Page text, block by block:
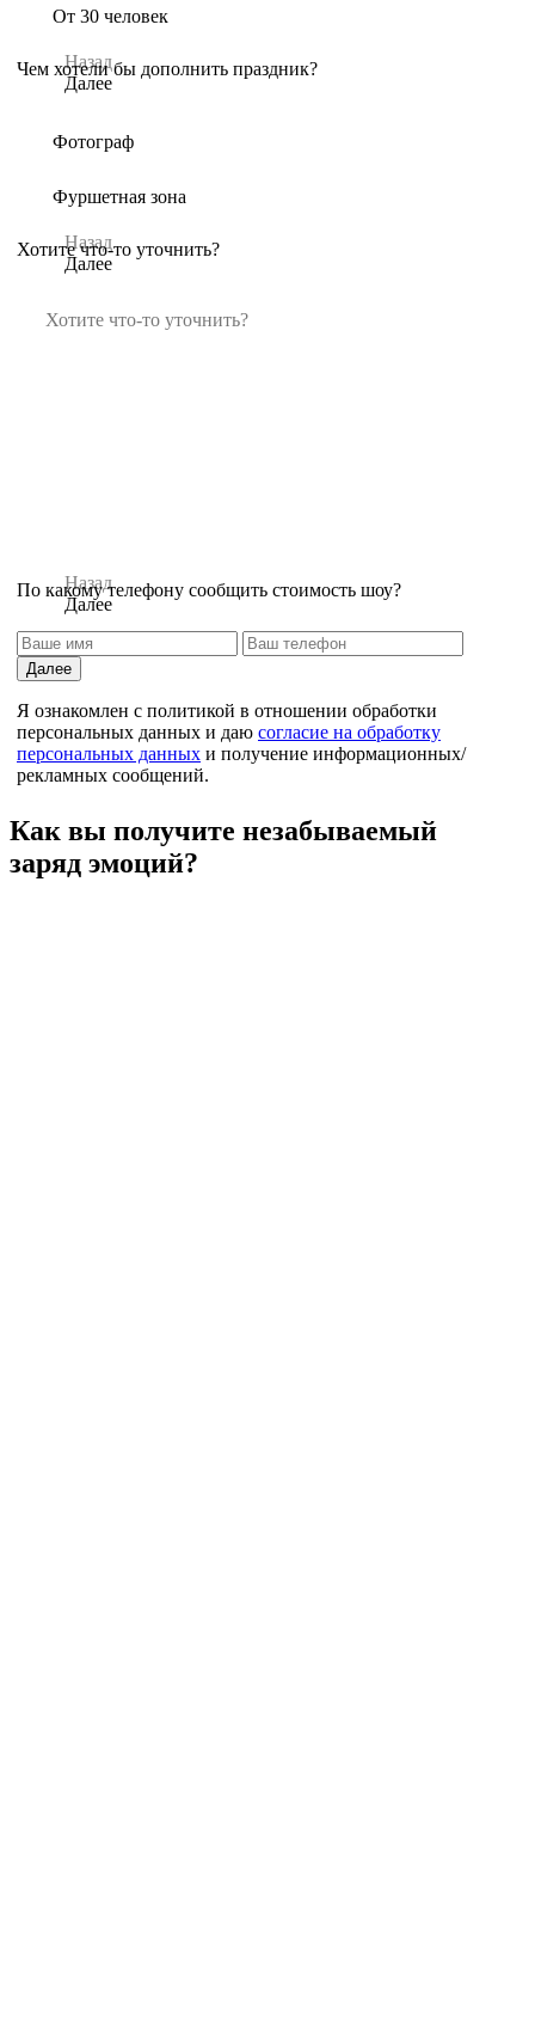
От 30 человек
Назад
Далее
Чем хотели бы дополнить праздник?
Фотограф
Фуршетная зона
Назад
Далее
Хотите что-то уточнить?
Назад
Далее
По какому телефону сообщить стоимость шоу?
Далее
Я ознакомлен с политикой в отношении обработки
персональных данных и даю согласие на обработку
персональных данных и получение информационных/
рекламных сообщений.
Как вы получите незабываемый
заряд эмоций?